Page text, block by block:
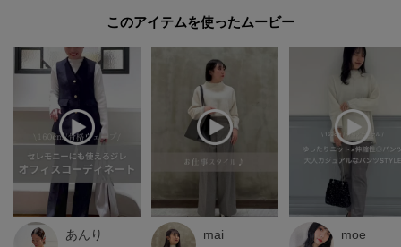
【25SS】【25AW】
このアイテムを使ったムービー
あんり mai moe